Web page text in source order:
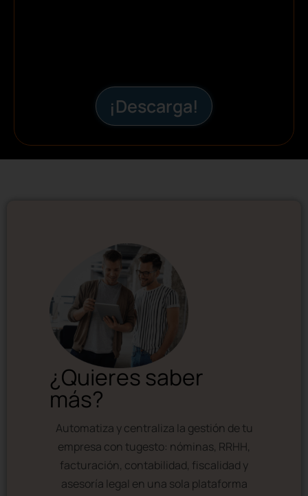
¡Descarga!
¿Quieres saber
más?
Automatiza y centraliza la gestión de tu
empresa con tugesto: nóminas, RRHH,
facturación, contabilidad, fiscalidad y
asesoría legal en una sola plataforma